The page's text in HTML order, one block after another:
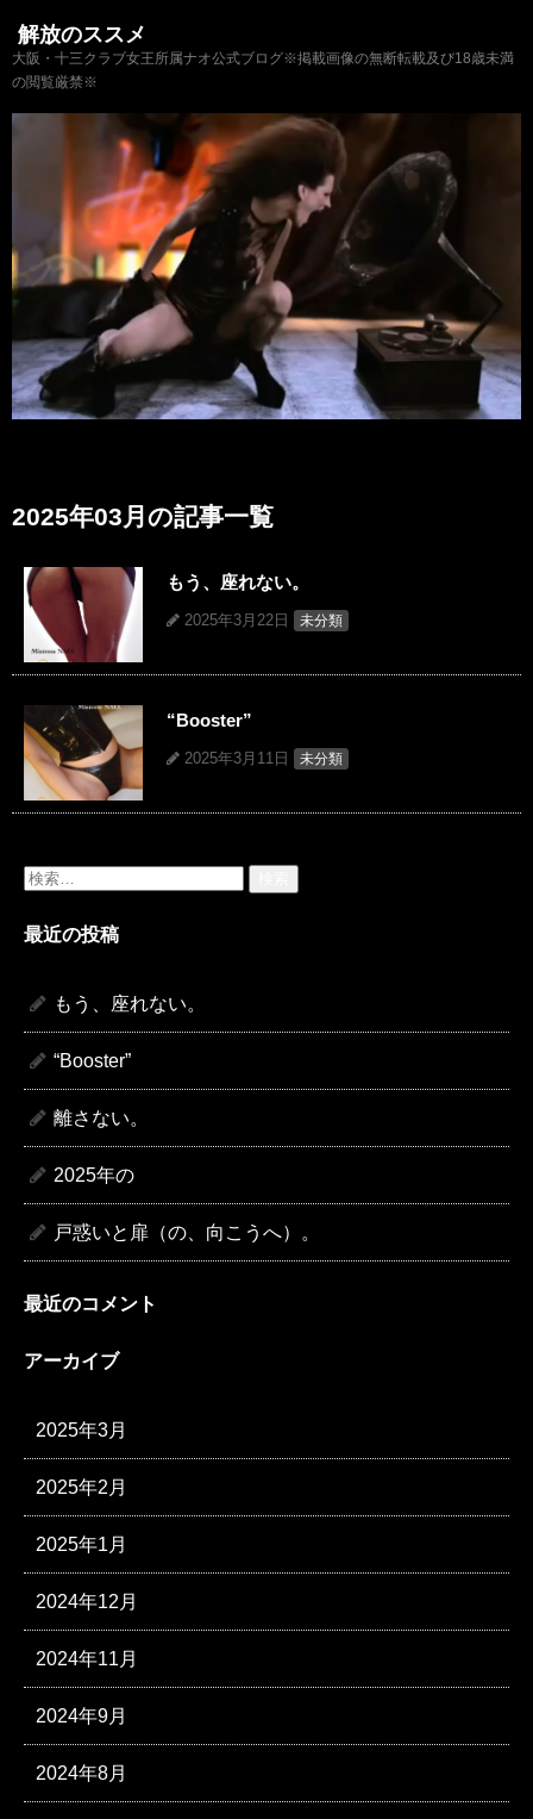
解放のススメ
大阪・十三クラブ女王所属ナオ公式ブログ※掲載画像の無断転載及び18歳未満
の閲覧厳禁※
2025年03月の記事一覧
もう、座れない。
2025年3月22日 未分類
“Booster”
2025年3月11日 未分類
検
最近の投稿
もう、座れない。
“Booster”
離さない。
2025年の
戸惑いと扉（の、向こうへ）。
最近のコメント
アーカイブ
2025年3月
2025年2月
2025年1月
2024年12月
2024年11月
2024年9月
2024年8月